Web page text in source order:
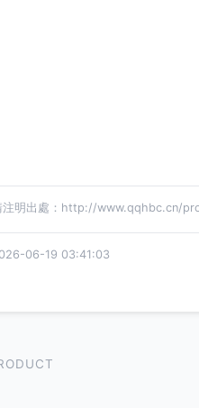
注明出處：http://www.qqhbc.cn/
06-19 03:41:03